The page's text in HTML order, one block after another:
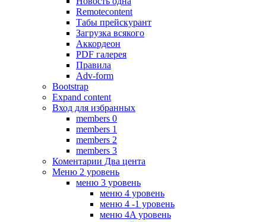
Remotecontent
Табы прейскурант
Загрузка всякого
Аккордеон
PDF галерея
Правила
Adv-form
Bootstrap
Expand content
Вход для избранных
members 0
members 1
members 2
members 3
Коментарии Два цента
Меню 2 уровень
меню 3 уровень
меню 4 уровень
меню 4 -1 уровень
меню 4A уровень